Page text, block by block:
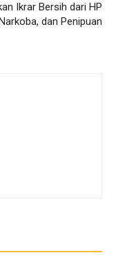
Ikrar Bersih dari HP
dan Penipuan